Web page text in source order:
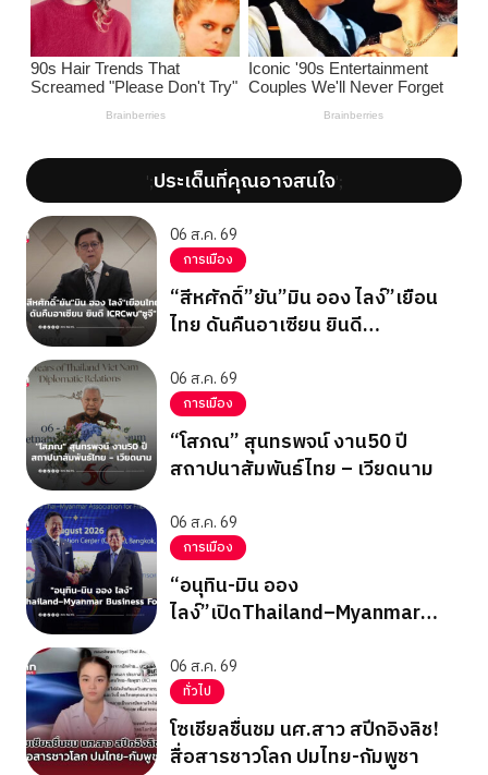
';ประเด็นที่คุณอาจสนใจ';
06 ส.ค. 69
การเมือง
“สีหศักดิ์”ยัน”มิน ออง ไลง์”เยือน
ไทย ดันคืนอาเซียน ยินดี
06 ส.ค. 69
การเมือง
“โสภณ” สุนทรพจน์ งาน50 ปี
สถาปนาสัมพันธ์ไทย – เวียดนาม
06 ส.ค. 69
การเมือง
“อนุทิน-มิน ออง
ไลง์”เปิดThailand–Myanmar
06 ส.ค. 69
ทั่วไป
โซเชียลชื่นชม นศ.สาว สปีกอิงลิช!
สื่อสารชาวโลก ปมไทย-กัมพูชา